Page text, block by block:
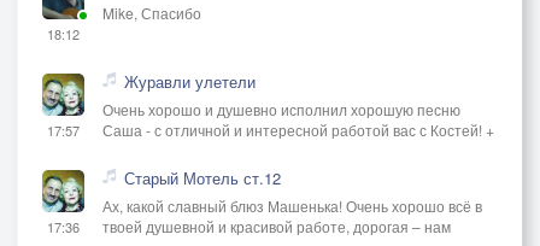
18:12
Mike, Спасибо
17:57
Журавли улетели
Очень хорошо и душевно исполнил хорошую песню
Саша - с отличной и интересной работой вас с Костей! +
17:36
Старый Мотель ст.12
Ах, какой славный блюз Машенька! Очень хорошо всё в
твоей душевной и красивой работе, дорогая – нам